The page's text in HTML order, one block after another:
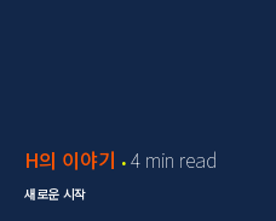
H의 이야기 4 min read
새로운 시작